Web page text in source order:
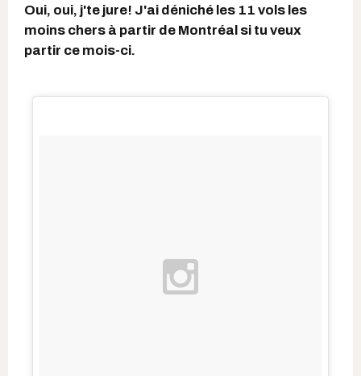
Oui, oui, j'te jure! J'ai déniché les 11 vols les
moins chers à partir de Montréal si tu veux
partir ce mois-ci.